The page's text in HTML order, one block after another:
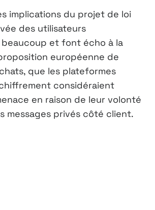
implications du projet de loi
des utilisateurs
et font écho à la
européenne de
que les plateformes
considéraient
en raison de leur volonté
messages privés côté client.